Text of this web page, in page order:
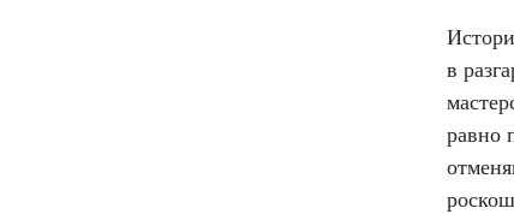
в
равно